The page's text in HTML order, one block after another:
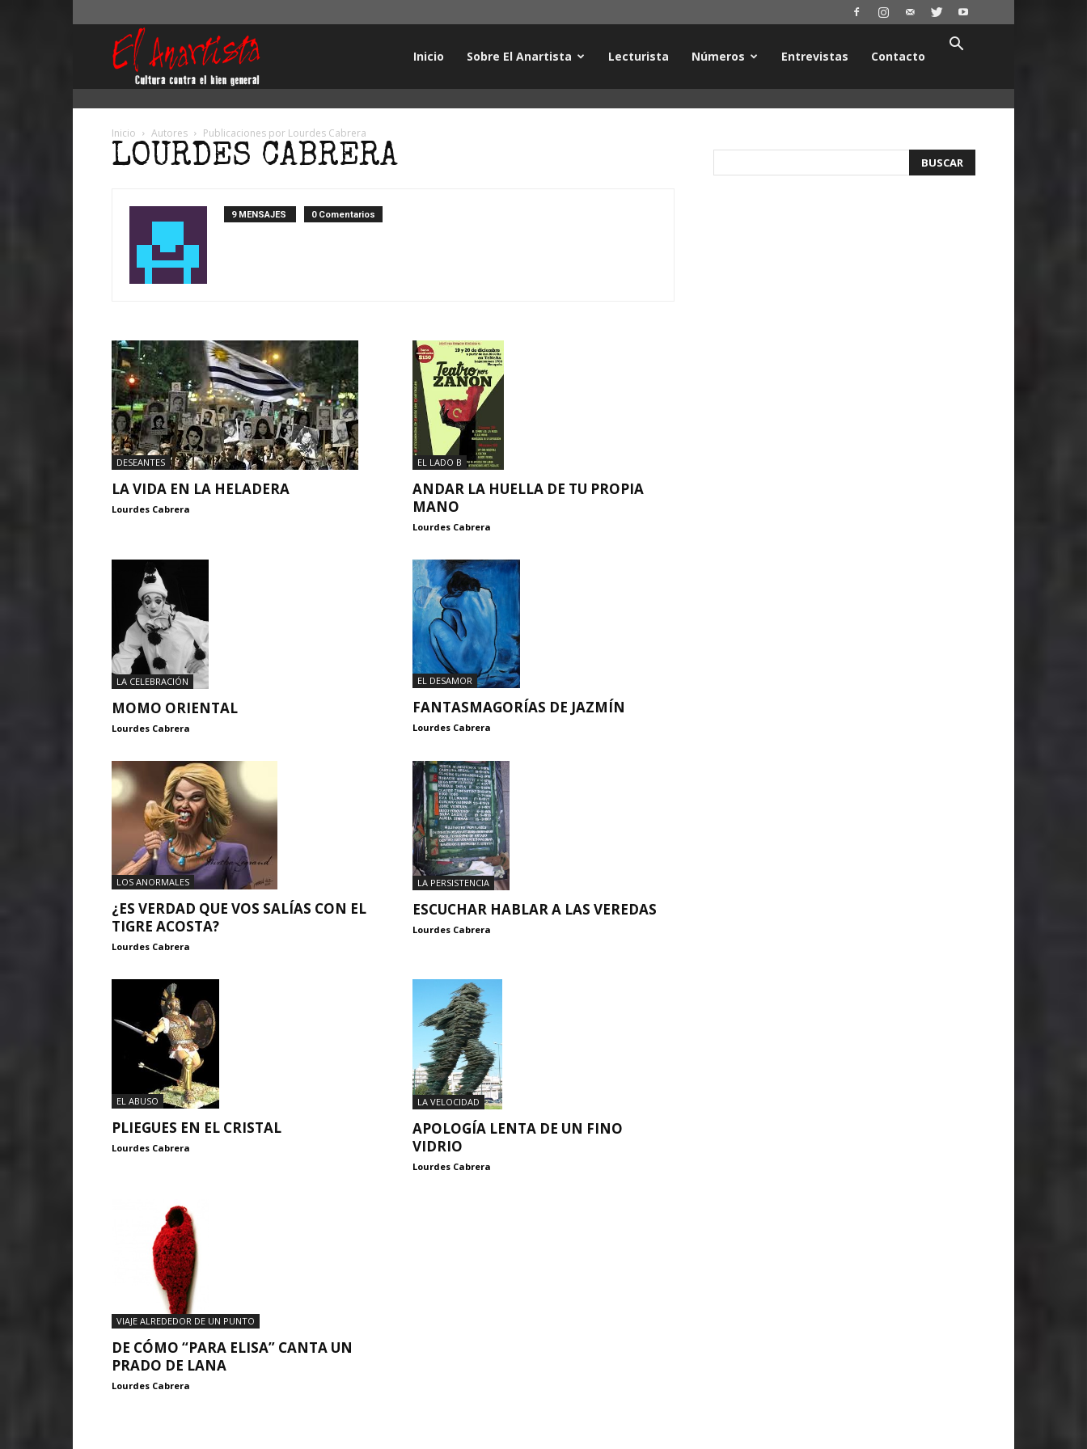
Inicio Sobre El Anartista Lecturista Números Entrevistas Contacto
Inicio Autores Publicaciones por Lourdes Cabrera
LOURDES CABRERA
9 MENSAJES 0 Comentarios
DESEANTES
LA VIDA EN LA HELADERA
Lourdes Cabrera
EL LADO B
ANDAR LA HUELLA DE TU PROPIA
MANO
Lourdes Cabrera
LA CELEBRACIÓN
MOMO ORIENTAL
Lourdes Cabrera
EL DESAMOR
FANTASMAGORÍAS DE JAZMÍN
Lourdes Cabrera
LOS ANORMALES
¿ES VERDAD QUE VOS SALÍAS CON EL
TIGRE ACOSTA?
Lourdes Cabrera
LA PERSISTENCIA
ESCUCHAR HABLAR A LAS VEREDAS
Lourdes Cabrera
EL ABUSO
PLIEGUES EN EL CRISTAL
Lourdes Cabrera
LA VELOCIDAD
APOLOGÍA LENTA DE UN FINO
VIDRIO
Lourdes Cabrera
VIAJE ALREDEDOR DE UN PUNTO
DE CÓMO “PARA ELISA” CANTA UN
PRADO DE LANA
Lourdes Cabrera